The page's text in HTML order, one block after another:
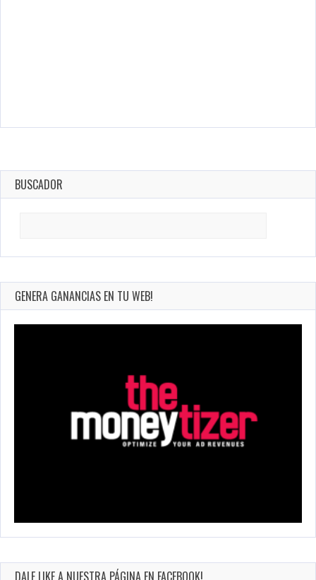
BUSCADOR
GENERA GANANCIAS EN TU WEB!